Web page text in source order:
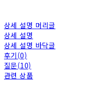
상세 설명 머리글
상세 설명
상세 설명 바닥글
후기(0)
질문(10)
관련 상품